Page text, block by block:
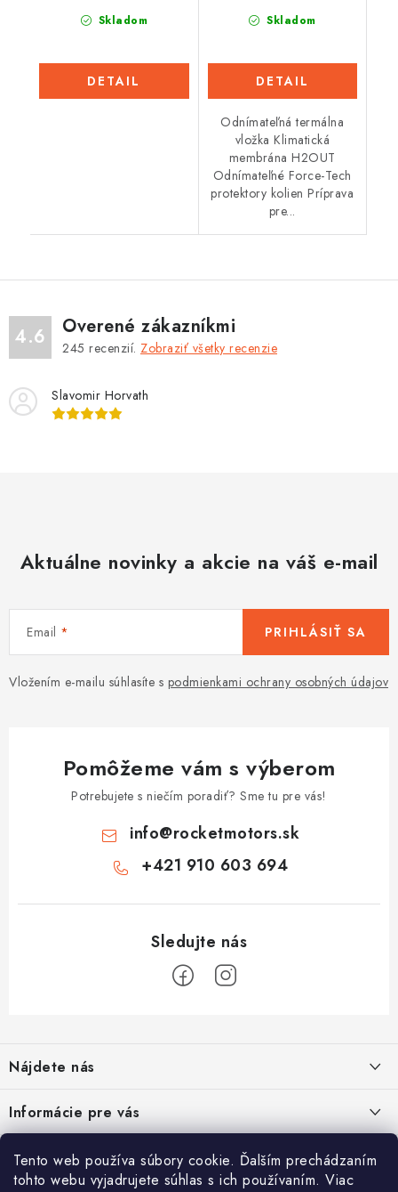
Tento web používa súbory cookie. Ďalším prechádzaním
tohto webu vyjadrujete súhlas s ich používaním. Viac
Skladom
DETAIL
Skladom
DETAIL
Odnímateľná termálna
vložka Klimatická
membrána H2OUT
Odnímateľné Force-Tech
protektory kolien Príprava
pre...
4.6 Overené zákazníkmi
245 recenzií. Zobraziť všetky recenzie
Slavomir Horvath
Aktuálne novinky a akcie na váš e-mail
Email
Vložením e-mailu súhlasíte s podmienkami ochrany osobných údajov
PRIHLÁSIŤ SA
Pomôžeme vám s výberom
Potrebujete s niečím poradiť? Sme tu pre vás!
info@rocketmotors.sk
+421 910 603 694
p
ä
t
i
Nájdete nás
Informácie pre vás
Kontakt
TOP kategórie
Prihláste sa na odber noviniek nižšie vyplnením Vašej e-mailovej